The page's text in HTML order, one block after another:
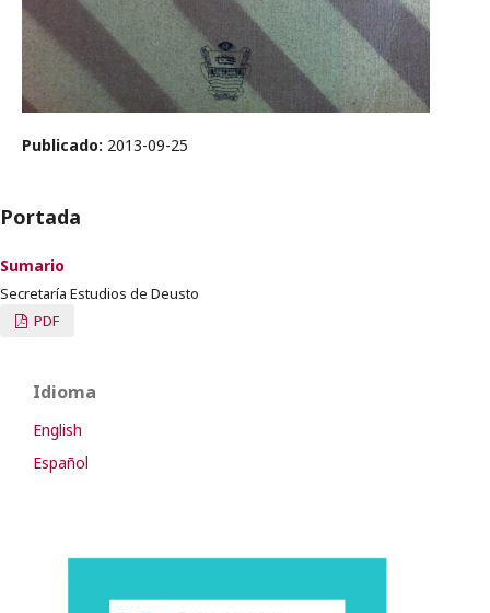
Publicado: 2013-09-25
Portada
Sumario
Secretaría Estudios de Deusto
PDF
Idioma
English
Español